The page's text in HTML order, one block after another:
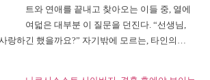
트와 연애를 끝내고 찾아오는 이들 중, 열에
여덟은 대부분 이 질문을 던진다. “선생님,
랑하긴 했을까요?” 자기밖에 모르는, 타인의…